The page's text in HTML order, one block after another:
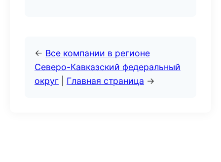
← Все компании в регионе
Северо-Кавказский федеральный
округ
Главная страница →